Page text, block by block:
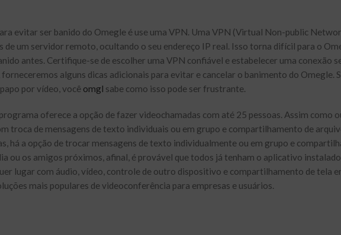
evitar ser banido do Omegle é use⁢ uma VPN. Uma VPN (Virtual Non-public
um servidor remoto, ocultando o seu endereço IP real. Isso torna difícil para o
antes. Certifique-se de escolher uma VPN confiável e estabelecer uma conexão
alguns dicas adicionais para evitar e cancelar o banimento do Omegle.
por vídeo, você omgl sabe como isso pode ser frustrante.
oferece a opção de fazer videochamadas com até 25 pessoas. Assim como
troca de mensagens de texto individuais ou em grupo e compartilhamento de
há a opção de trocar mensagens de texto individualmente ou em grupo e
ou os amigos próximos, afinal, é provável que todos já tenham o aplicativo
lugar com áudio, vídeo, controle de outro dispositivo e compartilhamento de tela
mais populares de videoconferência para empresas e usuários.